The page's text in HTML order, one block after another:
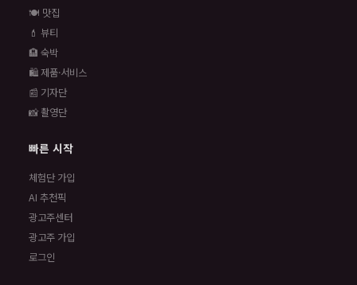
🍽️ 맛집
💄 뷰티
🏨 숙박
🛍️ 제품·서비스
📰 기자단
📸 촬영단
빠른 시작
체험단 가입
AI 추천픽
광고주센터
광고주 가입
로그인